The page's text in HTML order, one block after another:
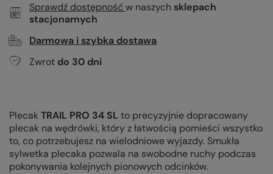
Sprawdź dostępność w naszych sklepach
stacjonarnych
Darmowa i szybka dostawa
Zwrot do 30 dni
PlecakTRAIL PRO 34 SL to precyzyjnie dopracowany
plecak na wędrówki, który z łatwością pomieści wszystko
to, co potrzebujesz na wielodniowe wyjazdy. Smukła
sylwetka plecaka pozwala na swobodne ruchy podczas
pokonywania kolejnych pionowych odcinków.